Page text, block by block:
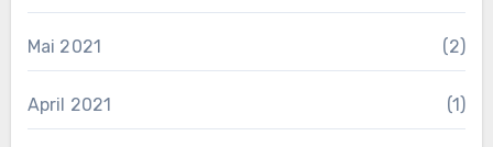
Mai 2021 (2)
April 2021 (1)